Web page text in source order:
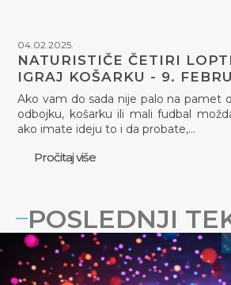
04.02.2025.
NATURISTIČE ČETIRI
IGRAJ KOŠARKU - 9.
Ako vam do sada nije palo na pamet
odbojku, košarku ili mali fudbal
ako imate ideju to i da probate,…
Pročitaj više
POSLEDNJI